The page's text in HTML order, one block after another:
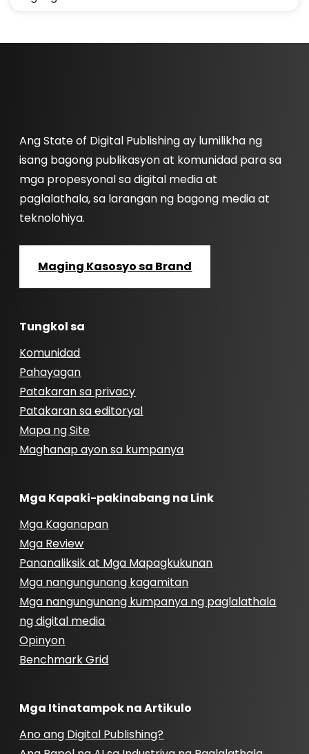
Ang State of Digital Publishing ay lumilikha ng
isang bagong publikasyon at komunidad para sa
mga propesyonal sa digital media at
paglalathala, sa larangan ng bagong media at
teknolohiya.
Maging Kasosyo sa Brand
Tungkol sa
Komunidad
Pahayagan
Patakaran sa privacy
Patakaran sa editoryal
Mapa ng Site
Maghanap ayon sa kumpanya
Mga Kapaki-pakinabang na Link
Mga Kaganapan
Mga Review
Pananaliksik at Mga Mapagkukunan
Mga nangungunang kagamitan
Mga nangungunang kumpanya ng paglalathala
ng digital media
Opinyon
Benchmark Grid
Mga Itinatampok na Artikulo
Ano ang Digital Publishing?